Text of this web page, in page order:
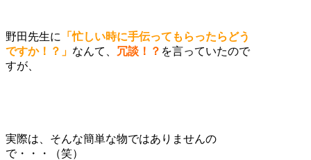
野田先生に
「忙しい時に手伝ってもらったらどう
ですか！？」 なんて、 冗談！？ を言っていたので
すが、
実際は、そんな簡単な物ではありませんの
で・・・（笑）